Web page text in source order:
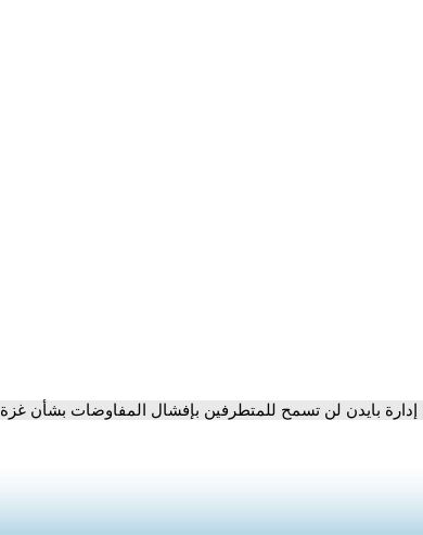
إدارة بايدن لن تسمح للمتطرفين بإفشال المفاوضات بشأن غزة